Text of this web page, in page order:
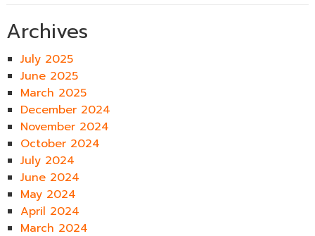
Archives
July 2025
June 2025
March 2025
December 2024
November 2024
October 2024
July 2024
June 2024
May 2024
April 2024
March 2024